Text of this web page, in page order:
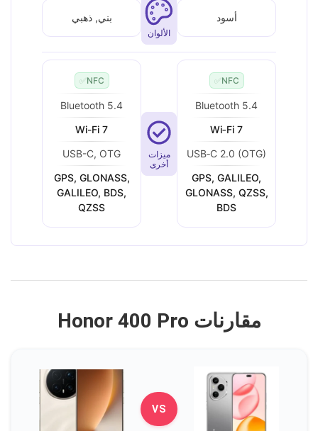
أسود
الألوان
بني, ذهبي
NFC
✅
Bluetooth 5.4
Wi‑Fi 7
USB‑C 2.0 (OTG)
GPS, GALILEO,
GLONASS, QZSS,
BDS
ميزات
أخرى
NFC
✅
Bluetooth 5.4
Wi-Fi 7
USB-C, OTG
GPS, GLONASS,
GALILEO, BDS,
QZSS
مقارنات Honor 400 Pro
VS